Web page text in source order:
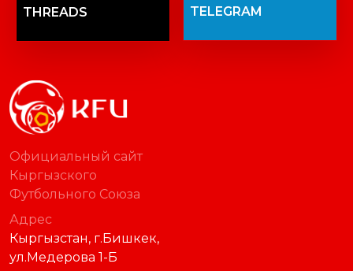
THREADS TELEGRAM
Официальный сайт
Кыргызского
Футбольного Союза
Адрес
Кыргызстан, г.Бишкек,
ул.Медерова 1-Б